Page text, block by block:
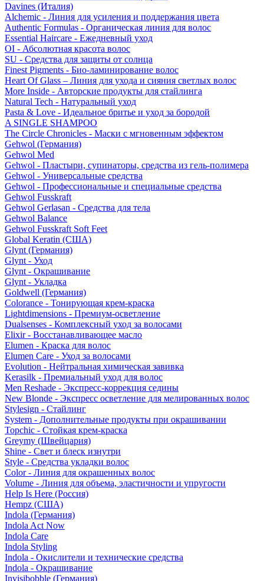
Davines (Италия)
Alchemic - Линия для усиления и поддержания цвета
Authentic Formulas - Органическая линия для волос
Essential Haircare - Eжедневный уход
OI - Абсолютная красота волос
SU - Средства для защиты от солнца
Finest Pigments - Био-ламинирование волос
Heart Of Glass – Линия для ухода и сияния светлых волос
More Inside - Авторские продукты для стайлинга
Natural Tech - Натуральный уход
Pasta & Love - Идеальное бритье и уход за бородой
A SINGLE SHAMPOO
The Circle Chronicles - Маски с мгновенным эффектом
Gehwol (Германия)
Gehwol Med
Gehwol - Пластыри, супинаторы, средства из гель-полимера
Gehwol - Универсальные средства
Gehwol - Профессиональные и специальные средства
Gehwol Fusskraft
Gehwol Gerlasan - Средства для тела
Gehwol Balance
Gehwol Fusskraft Soft Feet
Global Keratin (США)
Glynt (Германия)
Glynt - Уход
Glynt - Окрашивание
Glynt - Укладка
Goldwell (Германия)
Colorance - Тонирующая крем-краска
Lightdimensions - Премиум-осветление
Dualsenses - Комплексный уход за волосами
Elixir - Восстанавливающее масло
Elumen - Краска для волос
Elumen Care - Уход за волосами
Evolution - Нейтральная химическая завивка
Kerasilk - Премиальный уход для волос
Men Reshade - Экспресс-коррекция седины
New Blonde - Экспресс осветление для мелированных волос
Stylesign - Стайлинг
System - Дополнительные продукты при окрашивании
Topchic - Стойкая крем-краска
Greymy (Швейцария)
Shine - Свет и блеск изнутри
Style - Средства укладки волос
Color - Линия для окрашенных волос
Volume - Линия для объема, эластичности и упругости
Help Is Here (Россия)
Hempz (США)
Indola (Германия)
Indola Act Now
Indola Care
Indola Styling
Indola - Окислители и технические средства
Indola - Окрашивание
Invisibobble (Германия)